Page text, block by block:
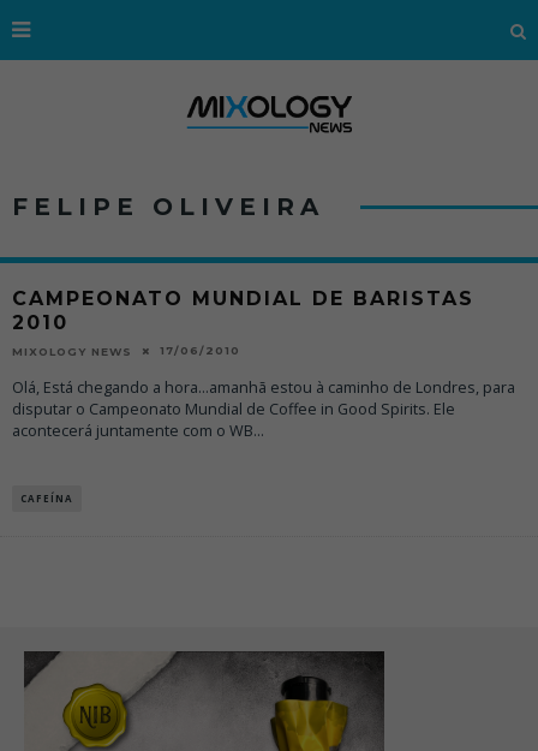
FELIPE OLIVEIRA
CAMPEONATO MUNDIAL DE BARISTAS
2010
MIXOLOGY NEWS 17/06/2010
Olá, Está chegando a hora...amanhã estou à caminho de Londres, para
disputar o Campeonato Mundial de Coffee in Good Spirits. Ele
acontecerá juntamente com o WB...
CAFEÍNA